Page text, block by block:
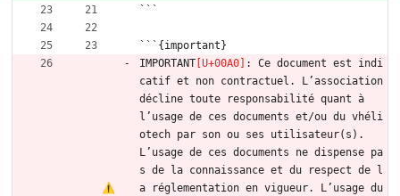
```
```{important}
IMPORTANT
: Ce document est indi
catif et non contractuel. L’association
décline toute responsabilité quant à
l’usage de ces documents et/ou du vhéli
otech par son ou ses utilisateur(s).
L’usage de ces documents ne dispense pa
s de la connaissance et du respect de l
a réglementation en vigueur. L’usage du